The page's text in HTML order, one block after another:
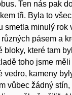
Ten nás pak
tři. Byla to
smetla minulý rok
pásem a
bloky, které tam
toho jsme
vedro, kameny
vůbec žádný